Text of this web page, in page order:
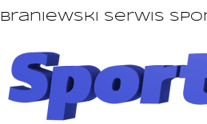
Braniewski Serwis